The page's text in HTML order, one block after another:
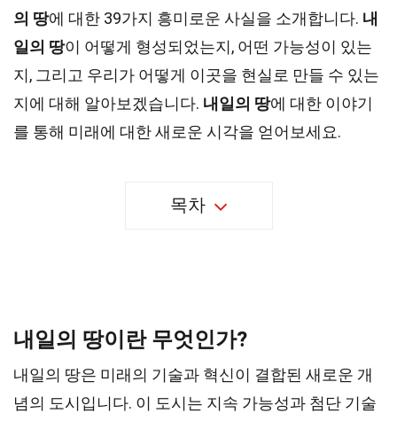
의 땅에 대한 39가지 흥미로운 사실을 소개합니다. 내
일의 땅이 어떻게 형성되었는지, 어떤 가능성이 있는
지, 그리고 우리가 어떻게 이곳을 현실로 만들 수 있는
지에 대해 알아보겠습니다. 내일의 땅에 대한 이야기
를 통해 미래에 대한 새로운 시각을 얻어보세요.
목차
내일의 땅이란 무엇인가?
내일의 땅은 미래의 기술과 혁신이 결합된 새로운 개
념의 도시입니다. 이 도시는 지속 가능성과 첨단 기술